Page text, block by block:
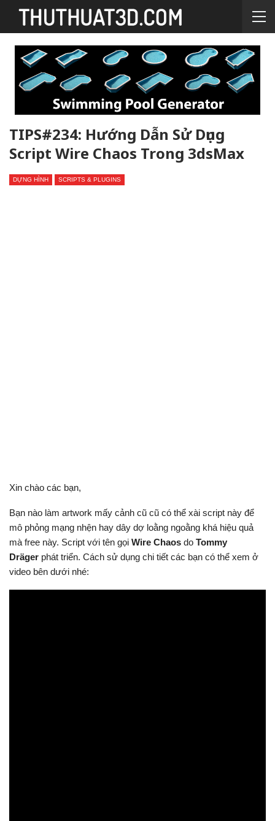
TIPS#234: Hướng Dẫn Sử Dụng
Script Wire Chaos Trong 3dsMax
DỰNG HÌNH SCRIPTS & PLUGINS
Xin chào các bạn,
Bạn nào làm artwork mấy cảnh cũ cũ có thể xài script này để
mô phỏng mạng nhện hay dây dợ loằng ngoằng khá hiệu quả
mà free này. Script với tên gọi Wire Chaos do Tommy
Dräger phát triển. Cách sử dụng chi tiết các bạn có thể xem ở
video bên dưới nhé: